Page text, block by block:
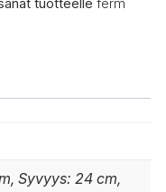
tuotteelle ferm
Syvyys: 24 cm,